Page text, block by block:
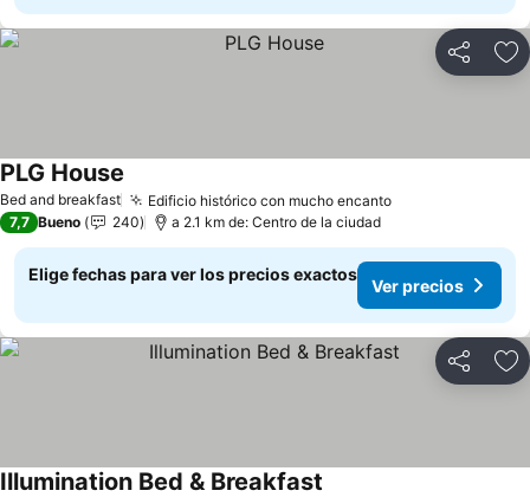
Compartir
Bed and breakfast Edificio histórico con mucho encantoVer precios
PLG House
7,7 Bueno 240 a 2.1 km de: Centro de la ciudad
Elige fechas para ver los precios exactos
Ver precios
Compartir
Illumination Bed & Breakfast